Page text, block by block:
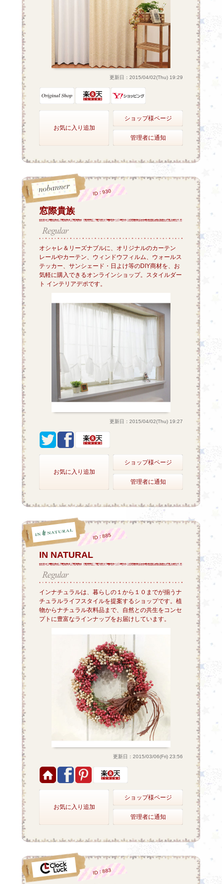
更新日：2015/04/02(Thu) 19:29
お気に入り追加
ショップ様ページ
管理者に通知
窓際貴族
ID：930
オシャレ＆リーズナブルに、オリジナルのカーテン
レールやカーテン、ウィンドウフィルム、ウォールス
テッカー、サンシェード・日よけ等のDIY商材を、お
気軽に購入できるオンラインショップ。スタイルダー
ト インテリアデポです。
更新日：2015/04/02(Thu) 19:27
お気に入り追加
ショップ様ページ
管理者に通知
IN NATURAL
ID：885
インナチュラルは、暮らしの１から１０までが揃うナ
チュラルライフスタイルを提案するショップです。植
物からナチュラル衣料品まで、自然との共生をコンセ
プトに豊富なラインナップをお届けしています。
更新日：2015/03/06(Fri) 23:56
お気に入り追加
ショップ様ページ
管理者に通知
ID：883